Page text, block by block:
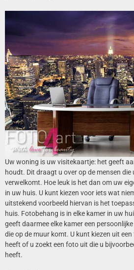
Uw woning is uw visitekaartje: het geeft
houdt. Dit draagt u over op de mensen die
verwelkomt. Hoe leuk is het dan om uw
in uw huis. U kunt kiezen voor iets wat
uitstekend voorbeeld hiervan is het
huis. Fotobehang is in elke kamer in uw
geeft daarmee elke kamer een
die op de muur komt. U kunt kiezen uit
heeft of u zoekt een foto uit die u
heeft.